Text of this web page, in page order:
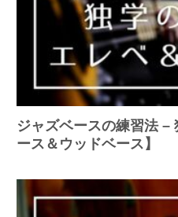
ジャズベースの練習法 –
ース＆ウッドベース】